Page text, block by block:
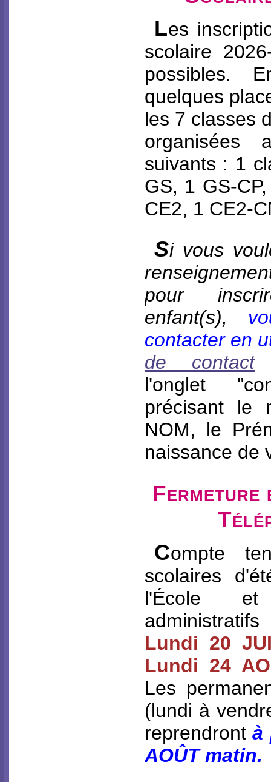
Les
scolaire
possibles.
quelques
les 7 classes
organisées
suivants : 1
GS, 1 GS-
CE2, 1 CE2-
Si vous
pour
enfant(s),
contacter en
de contact
l'onglet
précisant le
NOM, le
naissance de
Fermeture
Compte
scolaires
l'École
Lundi 20
Lundi 24
Les
(lundi à
reprendrontà
AOÛT matin.